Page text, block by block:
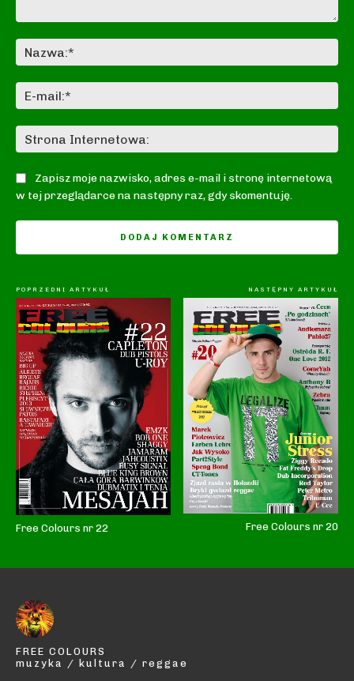
Zapisz moje nazwisko, adres e-mail i stronę internetową
w tej przeglądarce na następny raz, gdy skomentuję.
POPRZEDNI ARTYKUŁ
Free Colours nr 22
NASTĘPNY ARTYKUŁ
Free Colours nr 20
FREE COLOURS
muzyka / kultura / reggae